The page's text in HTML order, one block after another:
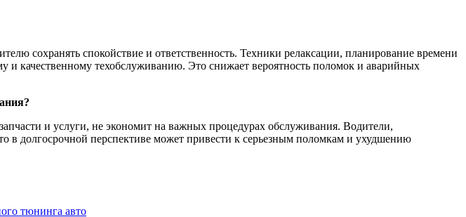
сохранять спокойствие и ответственность. Техники релаксации, планирование времени
и качественному техобслуживанию. Это снижает вероятность поломок и аварийных
и услуги, не экономит на важных процедурах обслуживания. Водители,
долгосрочной перспективе может привести к серьезным поломкам и ухудшению
тюнинга авто